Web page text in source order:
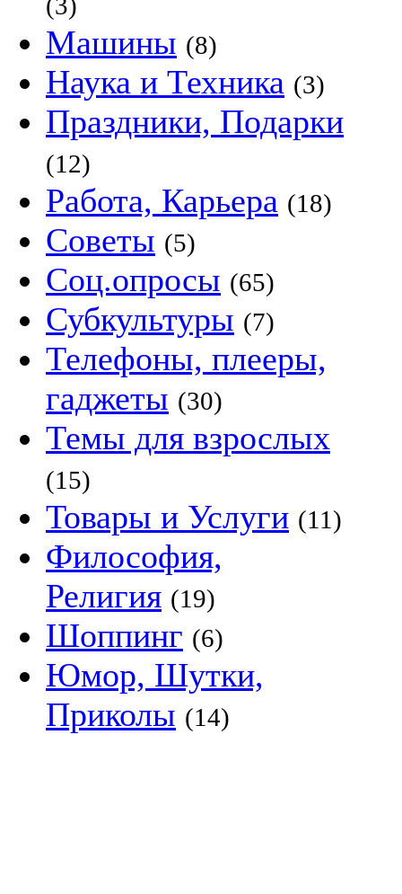
Машины (8)
Наука и Техника (3)
Праздники, Подарки
(12)
Работа, Карьера (18)
Советы (5)
Соц.опросы (65)
Субкультуры (7)
Телефоны, плееры,
гаджеты (30)
Темы для взрослых
(15)
Товары и Услуги (11)
Философия,
Религия (19)
Шоппинг (6)
Юмор, Шутки,
Приколы (14)